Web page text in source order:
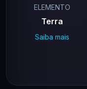
ELEMENTO
Terra
Saiba mais